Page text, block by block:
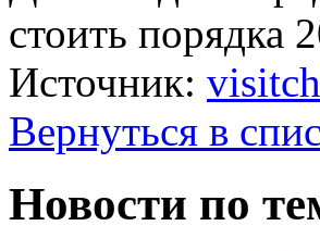
стоить порядка
Источник:
Вернуться в
Новости по